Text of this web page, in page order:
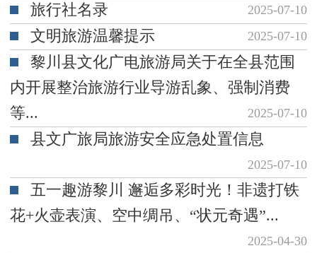
旅行社名录 2025-07-10
文明旅游温馨提示 2025-07-10
黎川县文化广电旅游局关于在全县范围
内开展整治旅游行业导游乱象、强制消费
等...
2025-07-10
县文广旅局旅游安全应急处置信息
2025-07-10
五一趣游黎川 邂逅多彩时光！非遗打铁
花+火壶表演、空中绸吊、“状元奇遇”...
2025-04-30